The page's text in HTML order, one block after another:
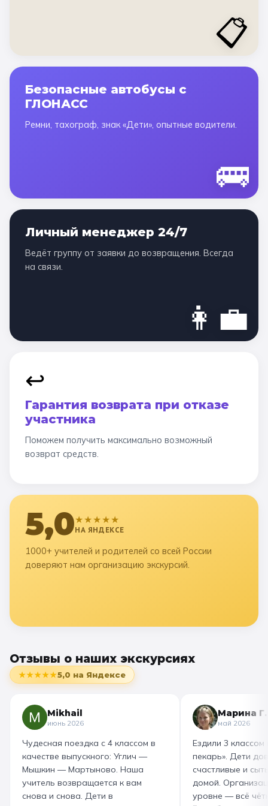
📋
Безопасные автобусы с
ГЛОНАСС
Ремни, тахограф, знак «Дети», опытные водители.
🚌
Личный менеджер 24/7
Ведёт группу от заявки до возвращения. Всегда
на связи.
👩‍💼
↩️
Гарантия возврата при отказе
участника
Поможем получить максимально возможный
возврат средств.
5,0★★★★★
НА ЯНДЕКСЕ
1000+ учителей и родителей со всей России
доверяют нам организацию экскурсий.
Отзывы о наших экскурсиях
★★★★★5,0 на Яндексе
Mikhail
июнь 2026
Чудесная поездка с 4 классом в
качестве выпускного: Углич —
Мышкин — Мартыново. Наша
учитель возвращается к вам
снова и снова. Дети в
Марина Г.
май 2026
Ездили 3 классом
пекарь». Дети
счастливые и
домой.
уровне — всё